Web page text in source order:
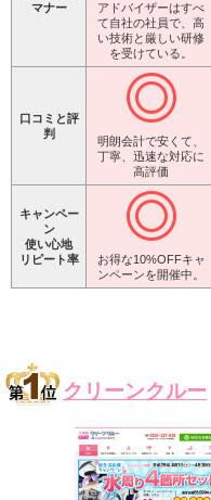
マナー
アドバイザーはすべ
て自社の社員で、高
い技術と厳しい研修
を受けている。
口コミと評
判
明朗会計で安くて、
丁寧、迅速な対応に
高評価
キャンペー
ン
使い心地
リピート率
お得な10%OFFキャ
ンペーンを開催中。
クリーンクルー